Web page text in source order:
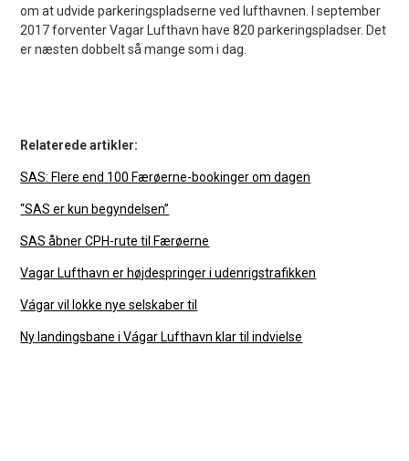
om at udvide parkeringspladserne ved lufthavnen. I september
2017 forventer Vagar Lufthavn have 820 parkeringspladser. Det
er næsten dobbelt så mange som i dag.
Relaterede artikler:
SAS: Flere end 100 Færøerne-bookinger om dagen
“SAS er kun begyndelsen”
SAS åbner CPH-rute til Færøerne
Vagar Lufthavn er højdespringer i udenrigstrafikken
Vágar vil lokke nye selskaber til
Ny landingsbane i Vágar Lufthavn klar til indvielse